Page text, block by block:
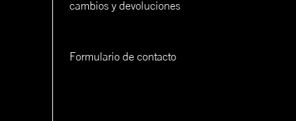
cambios y devoluciones
Formulario de contacto